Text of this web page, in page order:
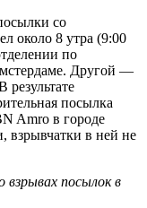
со
около 8 утра (9:00
по
Другой —
посылка
Amro в городе
взрывчатки в ней не
посылок в